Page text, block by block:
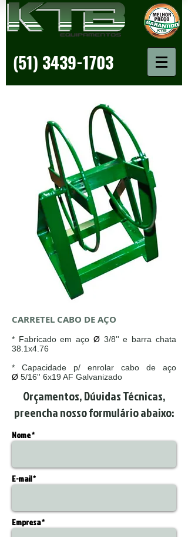
(51) 3439-1703
CARRETEL CABO DE AÇO
* Fabricado em aço Ø 3/8'' e barra chata
38.1x4.76
* Capacidade p/ enrolar cabo de aço
Ø 5/16'' 6x19 AF Galvanizado
Orçamentos, Dúvidas Técnicas,
preencha nosso formulário abaixo:
Nome *
E-mail *
Empresa *